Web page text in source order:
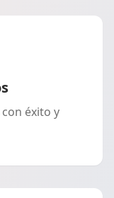
éxito y